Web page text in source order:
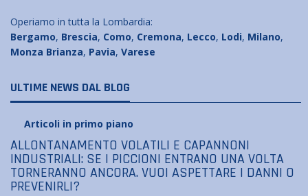
Operiamo in tutta la Lombardia:
Bergamo, Brescia, Como, Cremona, Lecco, Lodi, Milano,
Monza Brianza, Pavia, Varese
ULTIME NEWS DAL BLOG
Articoli in primo piano
ALLONTANAMENTO VOLATILI E CAPANNONI
INDUSTRIALI: SE I PICCIONI ENTRANO UNA VOLTA
TORNERANNO ANCORA. VUOI ASPETTARE I DANNI O
PREVENIRLI?